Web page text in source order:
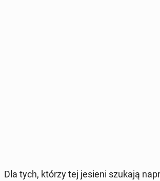
Dla tych, którzy tej jesieni szukają